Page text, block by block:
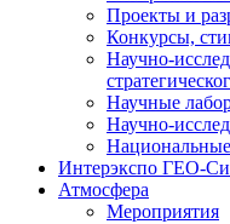
Проекты и
Конкурсы,
Научно-
Научные
Научно-
Интерэкспо ГЕО-
Атмосфера
Мероприятия